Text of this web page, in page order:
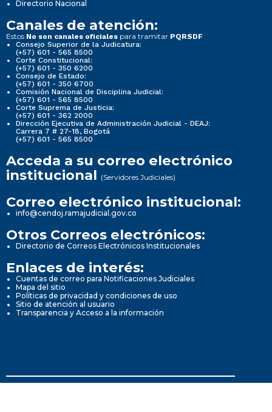
Directorio Nacional
Canales de atención:
Estos No son canales oficiales para tramitar PQRSDF
Consejo Superior de la Judicatura:
(+57) 601 - 565 8500
Corte Constitucional:
(+57) 601 - 350 6200
Consejo de Estado:
(+57) 601 - 350 6700
Comisión Nacional de Disciplina Judicial:
(+57) 601 - 565 8500
Corte Suprema de Justicia:
(+57) 601 - 362 2000
Dirección Ejecutiva de Administración Judicial - DEAJ:
Carrera 7 # 27-18, Bogotá
(+57) 601 - 565 8500
Acceda a su correo electrónico
institucional (Servidores Judiciales)
Correo electrónico institucional:
info@cendoj.ramajudicial.gov.co
Otros Correos electrónicos:
Directorio de Correos Electrónicos Institucionales
Enlaces de interés:
Cuentas de correo para Notificaciones Judiciales
Mapa del sitio
Políticas de privacidad y condiciones de uso
Sitio de atención al usuario
Transparencia y Acceso a la información